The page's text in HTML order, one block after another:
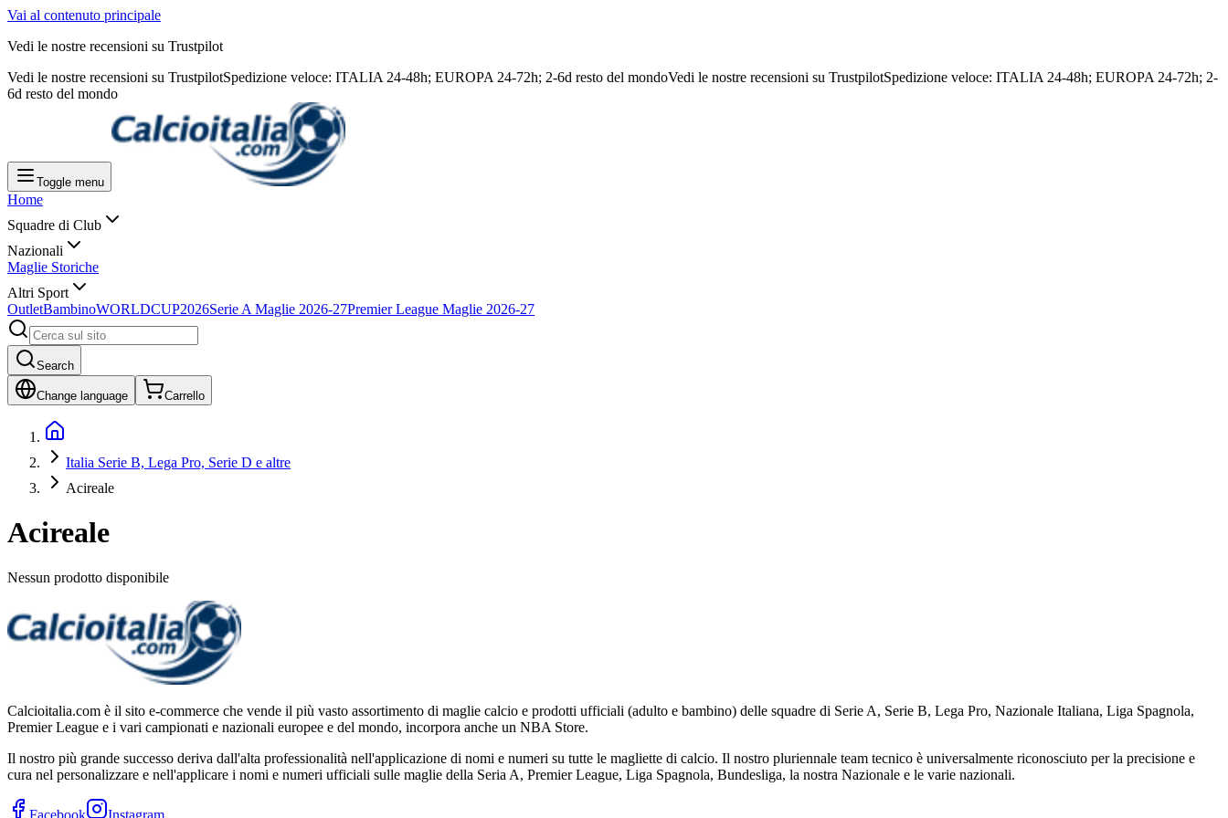
Vai al contenuto principale
Vedi le nostre recensioni su Trustpilot
Vedi le nostre recensioni su TrustpilotSpedizione veloce: ITALIA 24-48h; EUROPA 24-72h; 2-6d resto del mondoVedi le nostre recensioni su TrustpilotSpedizione veloce: ITALIA 24-48h; EUROPA 24-72h; 2-
6d resto del mondo
Toggle menu
Home
Squadre di Club
Nazionali
Maglie Storiche
Altri Sport
OutletBambinoWORLDCUP2026Serie A Maglie 2026-27Premier League Maglie 2026-27
Search
Change language Carrello
Italia Serie B, Lega Pro, Serie D e altre
Acireale
Acireale
Nessun prodotto disponibile
Calcioitalia.com è il sito e-commerce che vende il più vasto assortimento di maglie calcio e prodotti ufficiali (adulto e bambino) delle squadre di Serie A, Serie B, Lega Pro, Nazionale Italiana, Liga Spagnola,
Premier League e i vari campionati e nazionali europee e del mondo, incorpora anche un NBA Store.
Il nostro più grande successo deriva dall'alta professionalità nell'applicazione di nomi e numeri su tutte le magliette di calcio. Il nostro pluriennale team tecnico è universalmente riconosciuto per la precisione e
cura nel personalizzare e nell'applicare i nomi e numeri ufficiali sulle maglie della Seria A, Premier League, Liga Spagnola, Bundesliga, la nostra Nazionale e le varie nazionali.
Facebook Instagram